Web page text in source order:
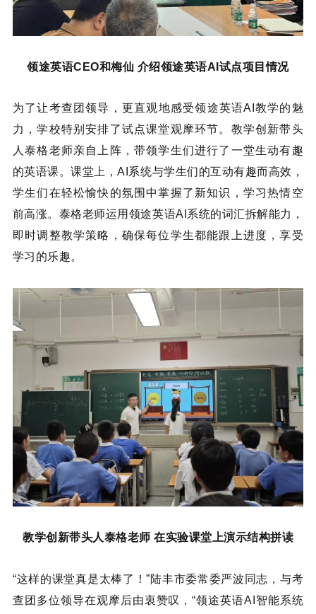
领途英语CEO和梅仙 介绍领途英语AI试点项目情况
为了让考查团领导，更直观地感受领途英语AI教学的魅
力，学校特别安排了试点课堂观摩环节。教学创新带头
人泰格老师亲自上阵，带领学生们进行了一堂生动有趣
的英语课。课堂上，AI系统与学生们的互动有趣而高效，
学生们在轻松愉快的氛围中掌握了新知识，学习热情空
前高涨。泰格老师运用领途英语AI系统的词汇拆解能力，
即时调整教学策略，确保每位学生都能跟上进度，享受
学习的乐趣。
教学创新带头人泰格老师 在实验课堂上演示结构拼读
“这样的课堂真是太棒了！”陆丰市委常委严波同志，与考
查团多位领导在观摩后由衷赞叹，“领途英语AI智能系统